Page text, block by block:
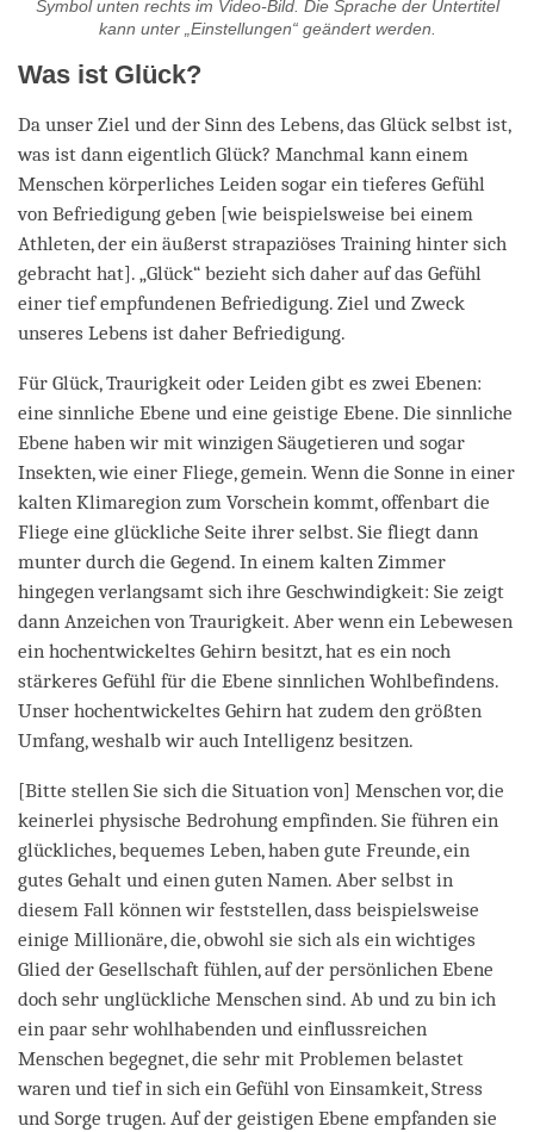
Symbol unten rechts im Video-Bild. Die Sprache der Untertitel
kann unter „Einstellungen“ geändert werden.
Was ist Glück?
Da unser Ziel und der Sinn des Lebens, das Glück selbst ist,
was ist dann eigentlich Glück? Manchmal kann einem
Menschen körperliches Leiden sogar ein tieferes Gefühl
von Befriedigung geben [wie beispielsweise bei einem
Athleten, der ein äußerst strapaziöses Training hinter sich
gebracht hat]. „Glück“ bezieht sich daher auf das Gefühl
einer tief empfundenen Befriedigung. Ziel und Zweck
unseres Lebens ist daher Befriedigung.
Für Glück, Traurigkeit oder Leiden gibt es zwei Ebenen:
eine sinnliche Ebene und eine geistige Ebene. Die sinnliche
Ebene haben wir mit winzigen Säugetieren und sogar
Insekten, wie einer Fliege, gemein. Wenn die Sonne in einer
kalten Klimaregion zum Vorschein kommt, offenbart die
Fliege eine glückliche Seite ihrer selbst. Sie fliegt dann
munter durch die Gegend. In einem kalten Zimmer
hingegen verlangsamt sich ihre Geschwindigkeit: Sie zeigt
dann Anzeichen von Traurigkeit. Aber wenn ein Lebewesen
ein hochentwickeltes Gehirn besitzt, hat es ein noch
stärkeres Gefühl für die Ebene sinnlichen Wohlbefindens.
Unser hochentwickeltes Gehirn hat zudem den größten
Umfang, weshalb wir auch Intelligenz besitzen.
[Bitte stellen Sie sich die Situation von] Menschen vor, die
keinerlei physische Bedrohung empfinden. Sie führen ein
glückliches, bequemes Leben, haben gute Freunde, ein
gutes Gehalt und einen guten Namen. Aber selbst in
diesem Fall können wir feststellen, dass beispielsweise
einige Millionäre, die, obwohl sie sich als ein wichtiges
Glied der Gesellschaft fühlen, auf der persönlichen Ebene
doch sehr unglückliche Menschen sind. Ab und zu bin ich
ein paar sehr wohlhabenden und einflussreichen
Menschen begegnet, die sehr mit Problemen belastet
waren und tief in sich ein Gefühl von Einsamkeit, Stress
und Sorge trugen. Auf der geistigen Ebene empfanden sie